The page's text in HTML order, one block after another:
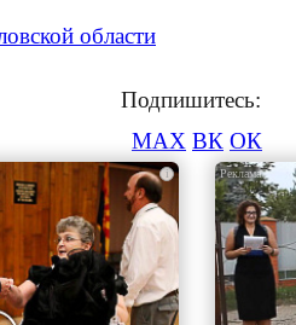
области
Подпишитесь:
MAX ВК ОК
i